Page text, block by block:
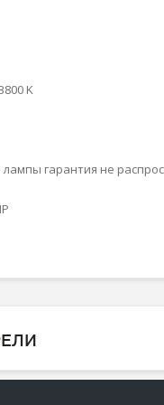
K
гарантия не